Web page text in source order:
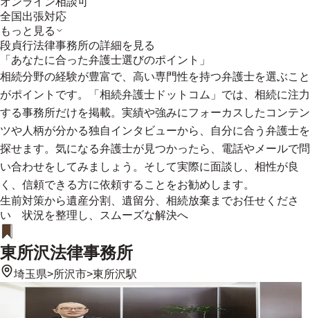
全国出張対応
もっと見る
段貞行法律事務所の詳細を見る
「あなたに合った弁護士選びのポイント」
相続分野の経験が豊富で、高い専門性を持つ弁護士を選ぶこと
がポイントです。「相続弁護士ドットコム」では、相続に注力
する事務所だけを掲載。実績や強みにフォーカスしたコンテン
ツや人柄が分かる独自インタビューから、自分に合う弁護士を
探せます。気になる弁護士が見つかったら、電話やメールで問
い合わせをしてみましょう。そして実際に面談し、相性が良
く、信頼できる方に依頼することをお勧めします。
生前対策から遺産分割、遺留分、相続放棄までお任せくださ
い 状況を整理し、スムーズな解決へ
東所沢法律事務所
埼玉県>所沢市>東所沢駅